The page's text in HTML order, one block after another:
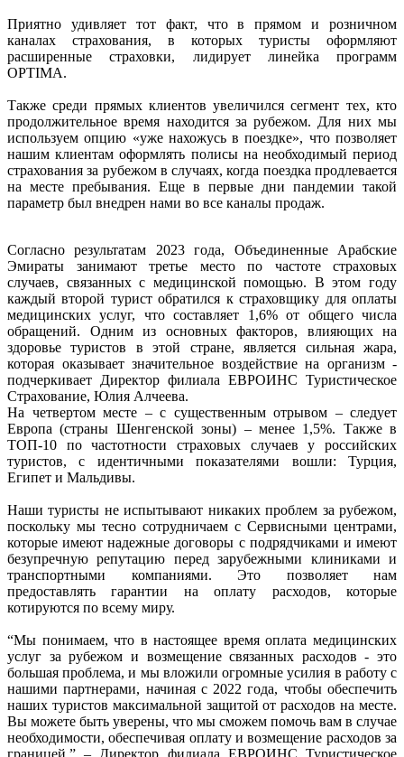
Приятно удивляет тот факт, что в прямом и розничном
каналах страхования, в которых туристы оформляют
расширенные страховки, лидирует линейка программ
OPTIMA.
Также среди прямых клиентов увеличился сегмент тех, кто
продолжительное время находится за рубежом. Для них мы
используем опцию «уже нахожусь в поездке», что позволяет
нашим клиентам оформлять полисы на необходимый период
страхования за рубежом в случаях, когда поездка продлевается
на месте пребывания. Еще в первые дни пандемии такой
параметр был внедрен нами во все каналы продаж.
Согласно результатам 2023 года, Объединенные Арабские
Эмираты занимают третье место по частоте страховых
случаев, связанных с медицинской помощью. В этом году
каждый второй турист обратился к страховщику для оплаты
медицинских услуг, что составляет 1,6% от общего числа
обращений. Одним из основных факторов, влияющих на
здоровье туристов в этой стране, является сильная жара,
которая оказывает значительное воздействие на организм -
подчеркивает Директор филиала ЕВРОИНС Туристическое
Страхование, Юлия Алчеева.
На четвертом месте – с существенным отрывом – следует
Европа (страны Шенгенской зоны) – менее 1,5%. Также в
ТОП-10 по частотности страховых случаев у российских
туристов, с идентичными показателями вошли: Турция,
Египет и Мальдивы.
Наши туристы не испытывают никаких проблем за рубежом,
поскольку мы тесно сотрудничаем с Сервисными центрами,
которые имеют надежные договоры с подрядчиками и имеют
безупречную репутацию перед зарубежными клиниками и
транспортными компаниями. Это позволяет нам
предоставлять гарантии на оплату расходов, которые
котируются по всему миру.
“Мы понимаем, что в настоящее время оплата медицинских
услуг за рубежом и возмещение связанных расходов - это
большая проблема, и мы вложили огромные усилия в работу с
нашими партнерами, начиная с 2022 года, чтобы обеспечить
наших туристов максимальной защитой от расходов на месте.
Вы можете быть уверены, что мы сможем помочь вам в случае
необходимости, обеспечивая оплату и возмещение расходов за
границей.” – Директор филиала ЕВРОИНС Туристическое